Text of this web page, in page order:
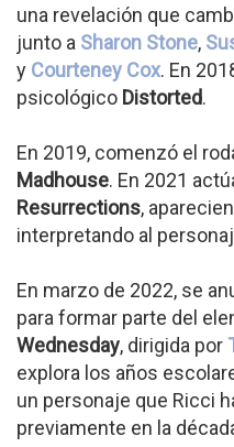
una revelación que
junto a Sharon Stone,
y Courteney Cox. En
psicológico Distorted.
En 2019, comenzó el
Madhouse. En 2021
Resurrections,
interpretando al
En marzo de 2022, se
para formar parte del
Wednesday, dirigida por
explora los años
un personaje que Ricci
previamente en la